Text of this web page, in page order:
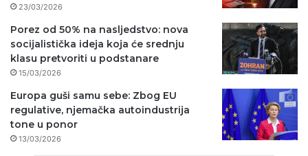
23/03/2026
Porez od 50% na nasljedstvo: nova
socijalistička ideja koja će srednju
klasu pretvoriti u podstanare
15/03/2026
Europa guši samu sebe: Zbog EU
regulative, njemačka autoindustrija
tone u ponor
13/03/2026